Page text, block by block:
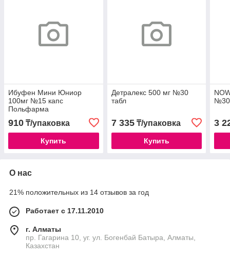
Ибуфен Мини Юниор
100мг №15 капс
Польфарма
910 ₸/упаковка
Купить
Детралекс 500 мг №30
табл
7 335₸/упаковка
Купить
№30
3
О нас
21% положительных из 14 отзывов за год
Работает с 17.11.2010
г. Алматы
пр. Гагарина 10, уг. ул. Богенбай Батыра, Алматы,
Казахстан